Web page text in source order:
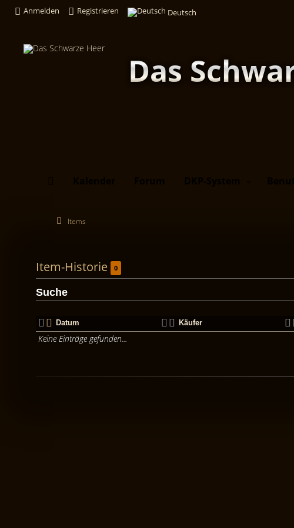
Anmelden Registrieren Deutsch
Das
Items
Item-Historie 0
Suche
Datum Käufer
Keine Einträge gefunden...